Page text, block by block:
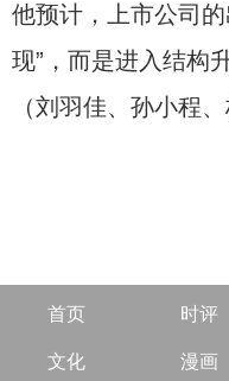
他预计，上市公司
现”，而是进入结构
（刘羽佳、孙小程、
首页 时评
文化 漫画